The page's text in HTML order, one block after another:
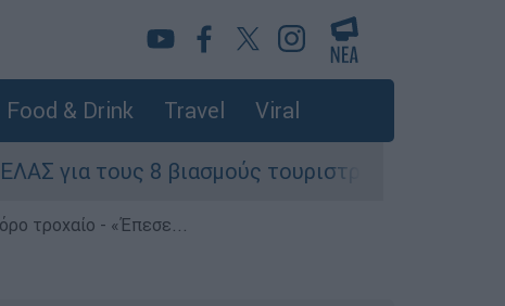
Food & Drink Travel Viral
8 βιασμούς τουριστριών - «Μόνο 3
τροχαίο - «Έπεσε...